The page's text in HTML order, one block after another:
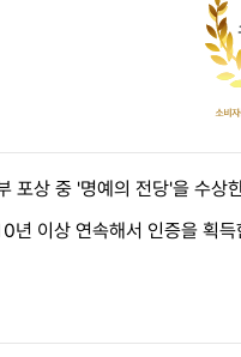
포상 중 '명예의 전당'을 수상
이상 연속해서 인증을 획